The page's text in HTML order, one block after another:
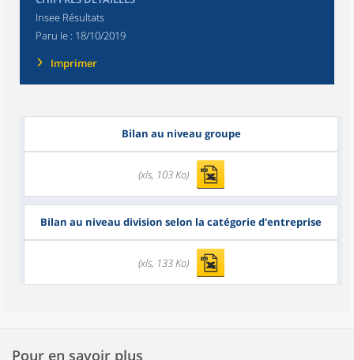
Insee Résultats
Paru le : 18/10/2019
Imprimer
Bilan au niveau groupe
(xls, 103 Ko)
Bilan au niveau division selon la catégorie d'entreprise
(xls, 133 Ko)
Pour en savoir plus